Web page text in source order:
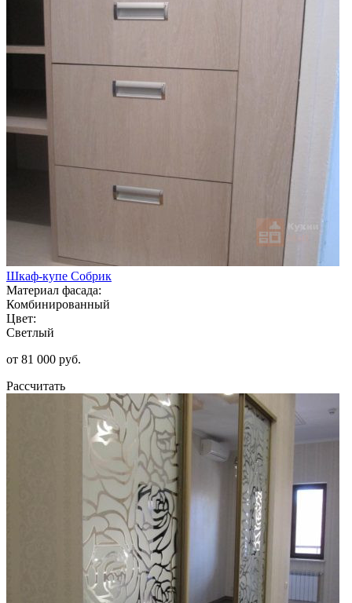
Шкаф-купе Собрик
Материал фасада:
Комбинированный
Цвет:
Светлый
от 81 000 руб.
Рассчитать